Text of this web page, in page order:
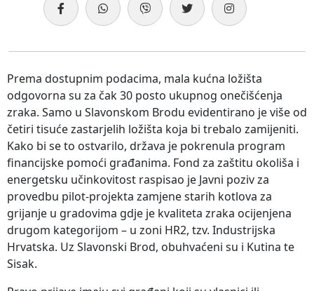
Prema dostupnim podacima, mala kućna ložišta
odgovorna su za čak 30 posto ukupnog onečišćenja
zraka. Samo u Slavonskom Brodu evidentirano je više od
četiri tisuće zastarjelih ložišta koja bi trebalo zamijeniti.
Kako bi se to ostvarilo, država je pokrenula program
financijske pomoći građanima. Fond za zaštitu okoliša i
energetsku učinkovitost raspisao je Javni poziv za
provedbu pilot-projekta zamjene starih kotlova za
grijanje u gradovima gdje je kvaliteta zraka ocijenjena
drugom kategorijom – u zoni HR2, tzv. Industrijska
Hrvatska. Uz Slavonski Brod, obuhvaćeni su i Kutina te
Sisak.